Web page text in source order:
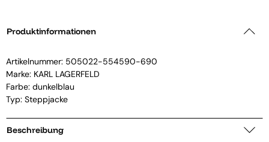
Produktinformationen
Artikelnummer: 505022-554590-690
Marke: KARL LAGERFELD
Farbe: dunkelblau
Typ: Steppjacke
Beschreibung